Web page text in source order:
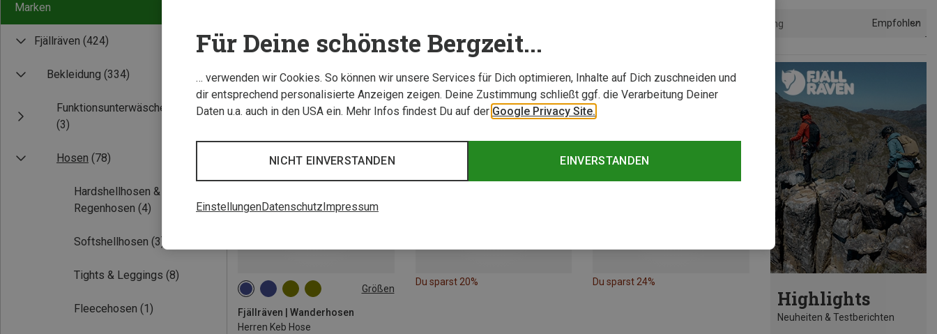
Marken
Fjällräven (424)
Bekleidung (334)
Funktionsunterwäsche
(3)
Hosen (78)
Hardshellhosen &
Regenhosen (4)
Softshellhosen (3)
Tights & Leggings (8)
Fleecehosen (1)
Sortierung Empfohlen
Größen
Fjällräven | Wanderhosen
Herren Keb Hose
Du sparst 20% Du sparst 24%
Highlights
Neuheiten & Testberichten
Für Deine schönste Bergzeit...
… verwenden wir Cookies. So können wir unsere Services für Dich optimieren, Inhalte auf Dich zuschneiden und
dir entsprechend personalisierte Anzeigen zeigen. Deine Zustimmung schließt ggf. die Verarbeitung Deiner
Daten u.a. auch in den USA ein. Mehr Infos findest Du auf der Google Privacy Site.
EINVERSTANDEN
NICHT EINVERSTANDEN
EinstellungenDatenschutzImpressum